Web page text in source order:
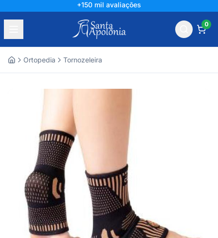
+150 mil avaliações
0
Ortopedia Tornozeleira